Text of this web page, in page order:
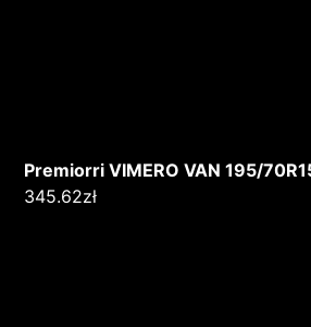
Premiorri VIMERO VAN 195/
345.62zł